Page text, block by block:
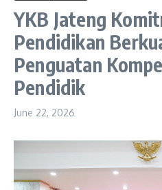
YKB Jateng
Pendidikan
Penguatan
Pendidik
June 22, 2026